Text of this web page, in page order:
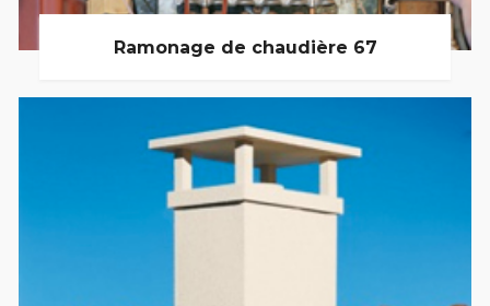
Ramonage de chaudière 67